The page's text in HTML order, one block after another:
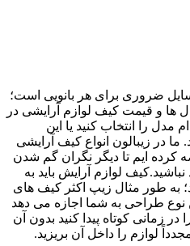
ضروری برای هر بانویی است؛
قیمت کیف لوازم آرایشی در
را انتخاب کنید یا این
زیبالون انواع کیف آرایشی
ایم تا دیگر نگران گم شدن
لوازم آرایش باید به
طور مثال زیپ اکثر کیف های
طراحی به شما اجازه می دهد
کوتاه پیدا کنید بدون آن
لوازم را داخل آن بریزید.